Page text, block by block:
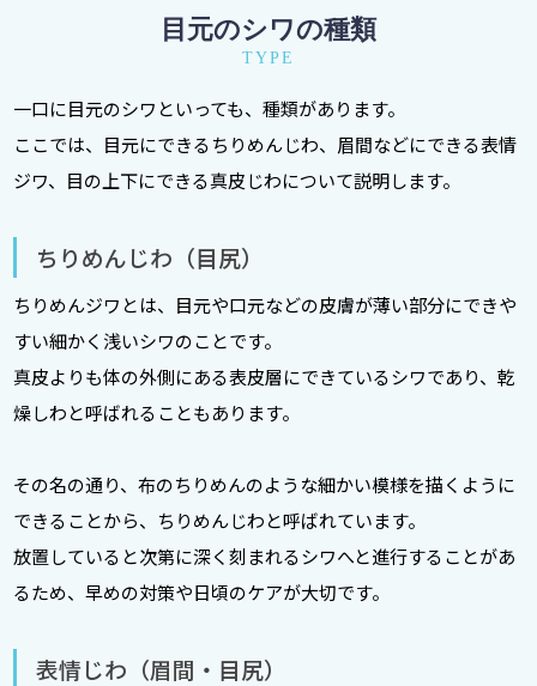
目元のシワの種類
TYPE
一口に目元のシワといっても、種類があります。
ここでは、目元にできるちりめんじわ、眉間などにできる表情
ジワ、目の上下にできる真皮じわについて説明します。
ちりめんじわ（目尻）
ちりめんジワとは、目元や口元などの皮膚が薄い部分にできや
すい細かく浅いシワのことです。
真皮よりも体の外側にある表皮層にできているシワであり、乾
燥しわと呼ばれることもあります。
その名の通り、布のちりめんのような細かい模様を描くように
できることから、ちりめんじわと呼ばれています。
放置していると次第に深く刻まれるシワへと進行することがあ
るため、早めの対策や日頃のケアが大切です。
表情じわ（眉間・目尻）